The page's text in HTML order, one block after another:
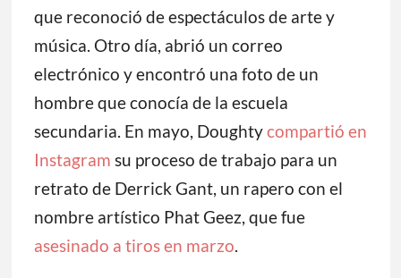
que reconoció de espectáculos de arte y
música. Otro día, abrió un correo
electrónico y encontró una foto de un
hombre que conocía de la escuela
secundaria. En mayo, Doughtycompartió en
Instagram su proceso de trabajo para un
retrato de Derrick Gant, un rapero con el
nombre artístico Phat Geez, que fue
asesinado a tiros en marzo.